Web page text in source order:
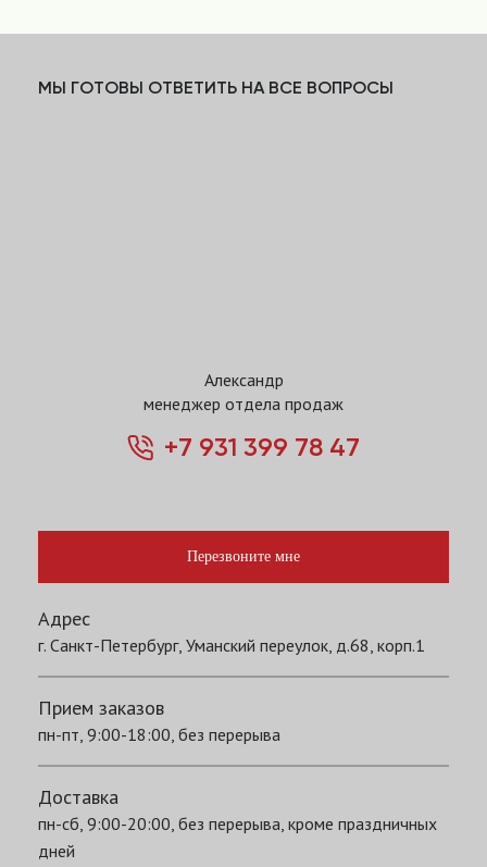
МЫ ГОТОВЫ ОТВЕТИТЬ НА ВСЕ ВОПРОСЫ
Александр
менеджер отдела продаж
+7 931 399 78 47
Перезвоните мне
Адрес
г. Санкт-Петербург, Уманский переулок, д.68, корп.1
Прием заказов
пн-пт, 9:00-18:00, без перерыва
Доставка
пн-сб, 9:00-20:00, без перерыва, кроме праздничных
дней